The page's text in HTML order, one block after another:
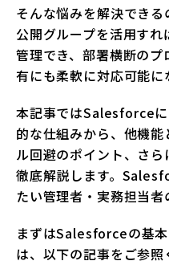
そんな悩みを解決できる
公開グループを活用す
管理でき、部署横断の
有にも柔軟に対応可能に
本記事ではSalesforce
的な仕組みから、他機
ル回避のポイント、さ
徹底解説します。
たい管理者・実務担当者
まずはSalesforceの基
は、以下の記事をご参照